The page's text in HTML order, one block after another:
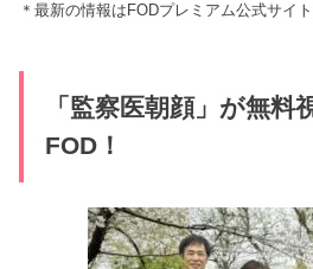
＊最新の情報はFODプレミアム公式サイ
「監察医朝顔」が無料
FOD！